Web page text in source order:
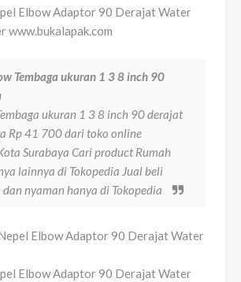
Elbow Adaptor 90 Derajat Water
www.bukalapak.com
Tembaga ukuran 1 3 8 inch 90
ukuran 1 3 8 inch 90 derajat
Rp 41 700 dari toko online
Surabaya Cari product Rumah
lainnya di Tokopedia Jual beli
nyaman hanya di Tokopedia
Elbow Adaptor 90 Derajat Water